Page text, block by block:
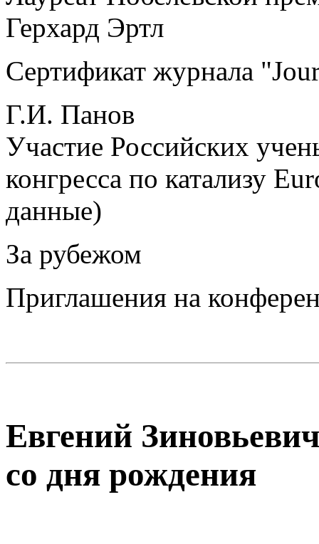
Герхард Эртл
Сертификат журнала
Г.И. Панов
Участие Российских
конгресса по катализу
данные)
За рубежом
Приглашения на
Евгений
со дня рождения